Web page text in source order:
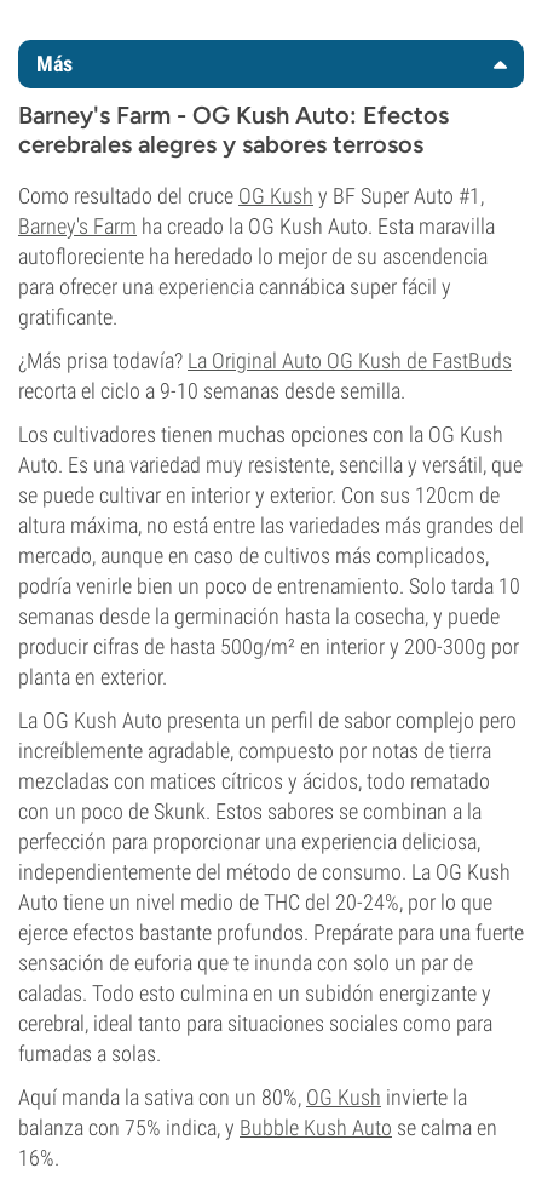
Más
Barney's Farm - OG Kush Auto: Efectos
cerebrales alegres y sabores terrosos
Como resultado del cruce OG Kush y BF Super Auto #1,
Barney's Farm ha creado la OG Kush Auto. Esta maravilla
autofloreciente ha heredado lo mejor de su ascendencia
para ofrecer una experiencia cannábica super fácil y
gratificante.
¿Más prisa todavía? La Original Auto OG Kush de FastBuds
recorta el ciclo a 9-10 semanas desde semilla.
Los cultivadores tienen muchas opciones con la OG Kush
Auto. Es una variedad muy resistente, sencilla y versátil, que
se puede cultivar en interior y exterior. Con sus 120cm de
altura máxima, no está entre las variedades más grandes del
mercado, aunque en caso de cultivos más complicados,
podría venirle bien un poco de entrenamiento. Solo tarda 10
semanas desde la germinación hasta la cosecha, y puede
producir cifras de hasta 500g/m² en interior y 200-300g por
planta en exterior.
La OG Kush Auto presenta un perfil de sabor complejo pero
increíblemente agradable, compuesto por notas de tierra
mezcladas con matices cítricos y ácidos, todo rematado
con un poco de Skunk. Estos sabores se combinan a la
perfección para proporcionar una experiencia deliciosa,
independientemente del método de consumo. La OG Kush
Auto tiene un nivel medio de THC del 20-24%, por lo que
ejerce efectos bastante profundos. Prepárate para una fuerte
sensación de euforia que te inunda con solo un par de
caladas. Todo esto culmina en un subidón energizante y
cerebral, ideal tanto para situaciones sociales como para
fumadas a solas.
Aquí manda la sativa con un 80%, OG Kush invierte la
balanza con 75% indica, y Bubble Kush Auto se calma en
16%.